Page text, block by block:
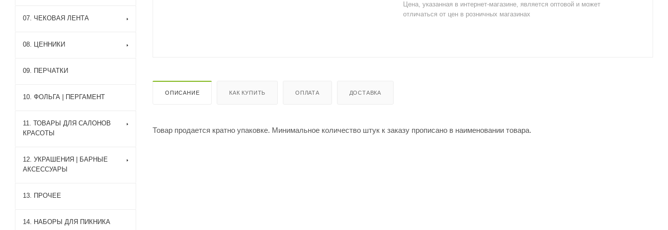
Цена, указанная в интернет-магазине, является оптовой и может
отличаться от цен в розничных магазинах
ОПИСАНИЕ КАК КУПИТЬ ОПЛАТА ДОСТАВКА
Товар продается кратно упаковке. Минимальное количество штук к заказу прописано в наименовании товара.
07. ЧЕКОВАЯ ЛЕНТА
08. ЦЕННИКИ
09. ПЕРЧАТКИ
10. ФОЛЬГА | ПЕРГАМЕНТ
11. ТОВАРЫ ДЛЯ САЛОНОВ
КРАСОТЫ
12. УКРАШЕНИЯ | БАРНЫЕ
АКСЕССУАРЫ
13. ПРОЧЕЕ
14. НАБОРЫ ДЛЯ ПИКНИКА